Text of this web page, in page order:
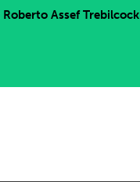
Roberto Assef Trebilcock